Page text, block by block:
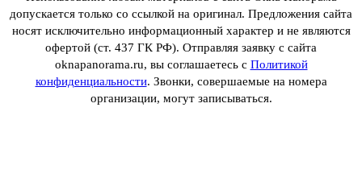
допускается только со ссылкой на оригинал. Предложения сайта
носят исключительно информационный характер и не являются
офертой (ст. 437 ГК РФ). Отправляя заявку с сайта
oknapanorama.ru, вы соглашаетесь с Политикой
конфиденциальности. Звонки, совершаемые на номера
организации, могут записываться.